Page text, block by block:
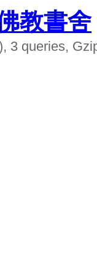
教書舍
3 queries,